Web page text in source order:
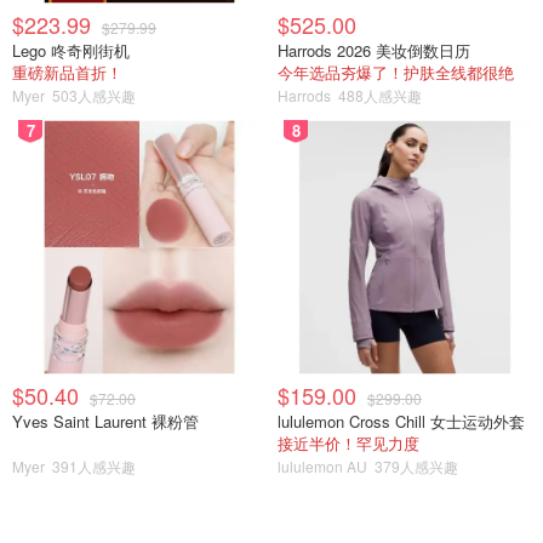
$223.99 $279.99
Lego 咚奇刚街机
重磅新品首折！
Myer 503人感兴趣
$525.00
Harrods 2026 美妆倒数日历
今年选品夯爆了！护肤全线都很绝
Harrods 488人感兴趣
7
$50.40 $72.00
Yves Saint Laurent 裸粉管
Myer 391人感兴趣
8
$159.00 $299.00
lululemon Cross Chill 女士运动外套
接近半价！罕见力度
lululemon AU 379人感兴趣